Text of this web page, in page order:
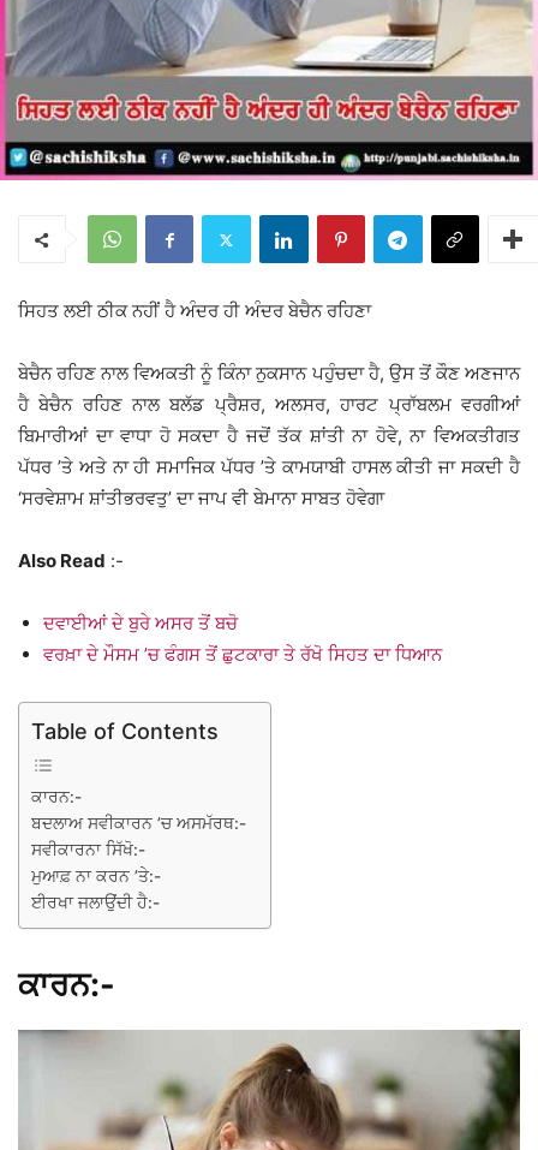
ਸਿਹਤ ਲਈ ਠੀਕ ਨਹੀਂ ਹੈ ਅੰਦਰ ਹੀ ਅੰਦਰ ਬੇਚੈਨ ਰਹਿਣਾ
ਬੇਚੈਨ ਰਹਿਣ ਨਾਲ ਵਿਅਕਤੀ ਨੂੰ ਕਿੰਨਾ ਨੁਕਸਾਨ ਪਹੁੰਚਦਾ ਹੈ, ਉਸ ਤੋਂ ਕੌਣ ਅਣਜਾਨ
ਹੈ ਬੇਚੈਨ ਰਹਿਣ ਨਾਲ ਬਲੱਡ ਪ੍ਰੈਸ਼ਰ, ਅਲਸਰ, ਹਾਰਟ ਪ੍ਰਾੱਬਲਮ ਵਰਗੀਆਂ
ਬਿਮਾਰੀਆਂ ਦਾ ਵਾਧਾ ਹੋ ਸਕਦਾ ਹੈ ਜਦੋਂ ਤੱਕ ਸ਼ਾਂਤੀ ਨਾ ਹੋਵੇ, ਨਾ ਵਿਅਕਤੀਗਤ
ਪੱਧਰ ’ਤੇ ਅਤੇ ਨਾ ਹੀ ਸਮਾਜਿਕ ਪੱਧਰ ’ਤੇ ਕਾਮਯਾਬੀ ਹਾਸਲ ਕੀਤੀ ਜਾ ਸਕਦੀ ਹੈ
‘ਸਰਵੇਸ਼ਾਮ ਸ਼ਾਂਤੀਭਰਵਤੁ’ ਦਾ ਜਾਪ ਵੀ ਬੇਮਾਨਾ ਸਾਬਤ ਹੋਵੇਗਾ
Also Read :-
ਦਵਾਈਆਂ ਦੇ ਬੁਰੇ ਅਸਰ ਤੋਂ ਬਚੋ
ਵਰਖ਼ਾ ਦੇ ਮੌਸਮ ’ਚ ਫੰਗਸ ਤੋਂ ਛੁਟਕਾਰਾ ਤੇ ਰੱਖੋ ਸਿਹਤ ਦਾ ਧਿਆਨ
Table of Contents
ਕਾਰਨ:-
ਬਦਲਾਅ ਸਵੀਕਾਰਨ ’ਚ ਅਸਮੱਰਥ:-
ਸਵੀਕਾਰਨਾ ਸਿੱਖੋ:-
ਮੁਆਫ਼ ਨਾ ਕਰਨ ’ਤੇ:-
ਈਰਖਾ ਜਲਾਉਂਦੀ ਹੈ:-
ਕਾਰਨ:-